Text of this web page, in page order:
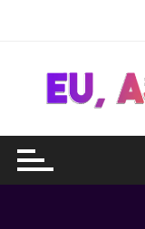
conteúdo